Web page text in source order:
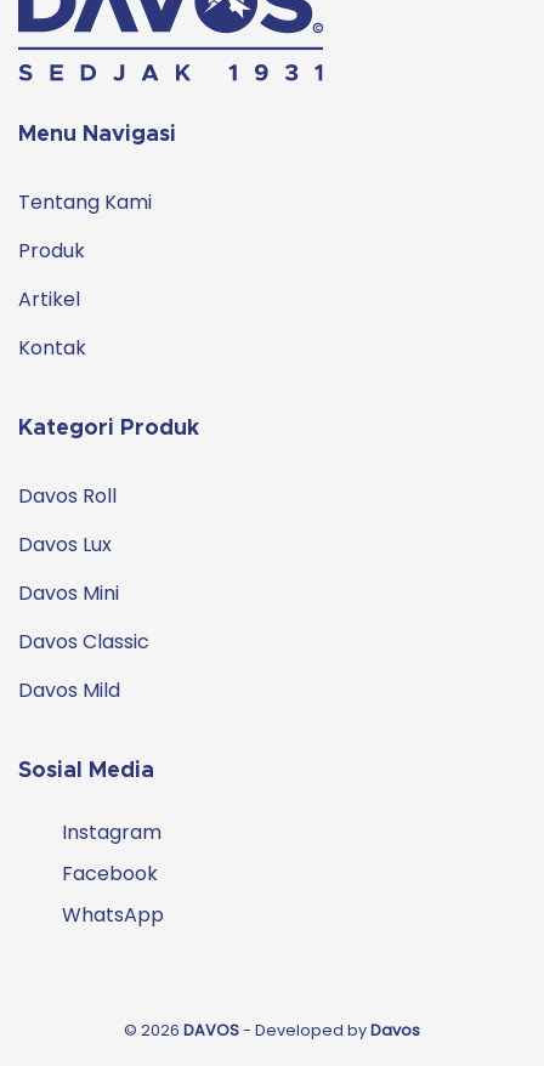
Menu Navigasi
Tentang Kami
Produk
Artikel
Kontak
Kategori Produk
Davos Roll
Davos Lux
Davos Mini
Davos Classic
Davos Mild
Sosial Media
Instagram
Facebook
WhatsApp
© 2026 DAVOS- Developed byDavos